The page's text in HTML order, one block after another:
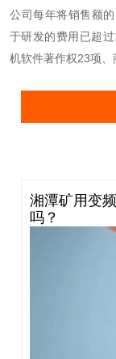
公司每年将销售额
于研发的费用已超
机软件著作权23项、
湘潭矿用变
吗？